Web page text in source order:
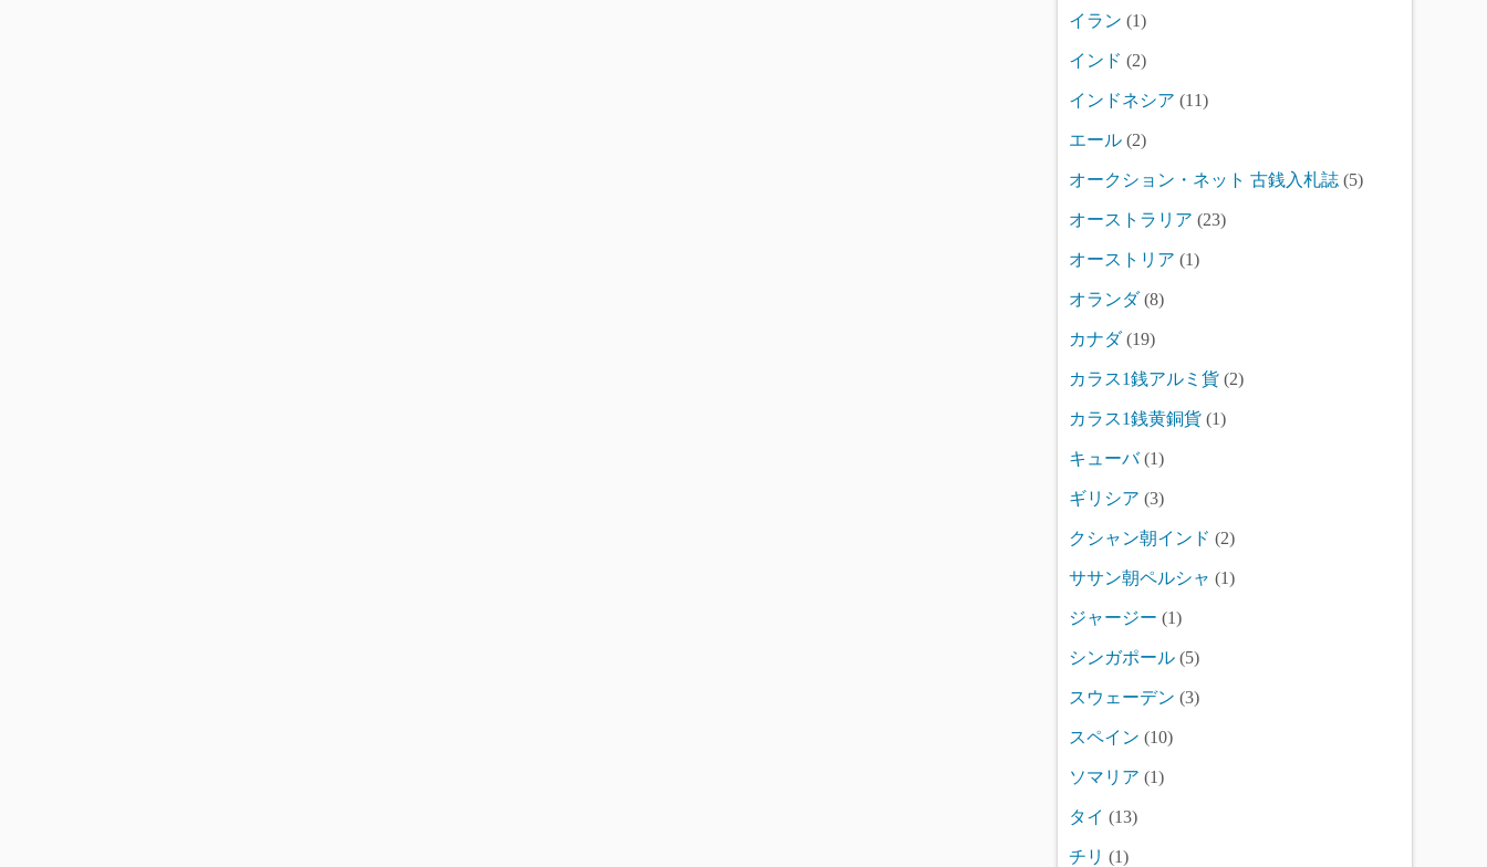
イラン (1)
インド (2)
インドネシア (11)
エール (2)
オークション・ネット 古銭入札誌 (5)
オーストラリア (23)
オーストリア (1)
オランダ(8)
カナダ(19)
カラス1銭アルミ貨 (2)
カラス1銭黄銅貨 (1)
キューバ(1)
ギリシア (3)
クシャン朝インド (2)
ササン朝ペルシャ (1)
ジャージー (1)
シンガポール (5)
スウェーデン (3)
スペイン (10)
ソマリア (1)
タイ (13)
チリ (1)